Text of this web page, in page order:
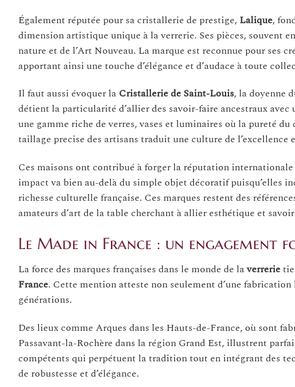
Également réputée pour sa cristallerie de prestige, Lalique,
dimension artistique unique à la verrerie. Ses pièces, souvent
nature et de l’Art Nouveau. La marque est reconnue pour
apportant ainsi une touche d’élégance et d’audace à toute
Il faut aussi évoquer la Cristallerie de Saint-Louis, la doyenne
détient la particularité d’allier des savoir-faire ancestraux
une gamme riche de verres, vases et luminaires où la pureté
taillage precise des artisans traduit une culture de
Ces maisons ont contribué à forger la réputation
impact va bien au-delà du simple objet décoratif puisqu’elles
richesse culturelle française. Ces marques restent des
amateurs d’art de la table cherchant à allier esthétique et
Le Made in France : un engagement
La force des marques françaises dans le monde de laverrerie
France. Cette mention atteste non seulement d’une
générations.
Des lieux comme Arques dans les Hauts-de-France, où sont
Passavant-la-Rochère dans la région Grand Est, illustrent
compétents qui perpétuent la tradition tout en intégrant des
de robustesse et d’élégance.